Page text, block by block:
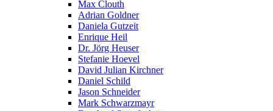
Max Clouth
Adrian Goldner
Daniela Gutzeit
Enrique Heil
Dr. Jörg Heuser
Stefanie Hoevel
David Julian Kirchner
Daniel Schild
Jason Schneider
Mark Schwarzmayr